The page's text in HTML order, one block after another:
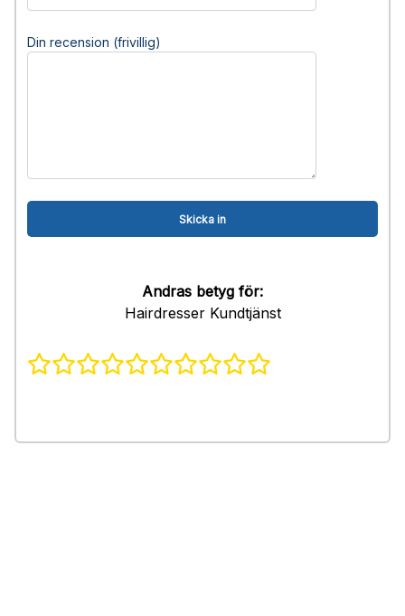
Din recension (frivillig)
Andras betyg för:
Hairdresser Kundtjänst